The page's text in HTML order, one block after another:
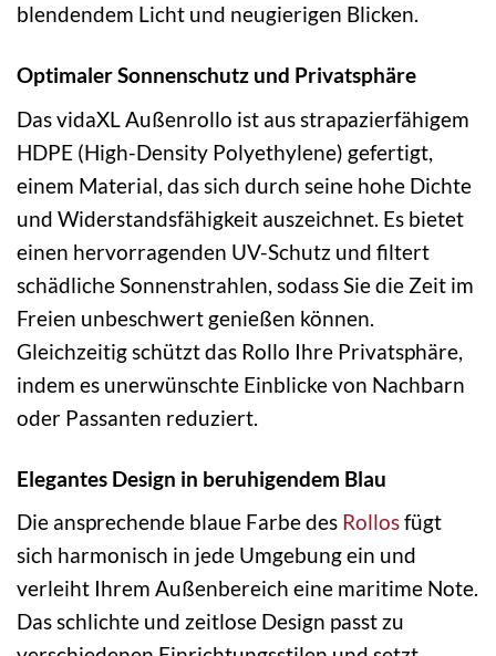
blendendem Licht und neugierigen Blicken.
Optimaler Sonnenschutz und Privatsphäre
Das vidaXL Außenrollo ist aus strapazierfähigem
HDPE (High-Density Polyethylene) gefertigt,
einem Material, das sich durch seine hohe Dichte
und Widerstandsfähigkeit auszeichnet. Es bietet
einen hervorragenden UV-Schutz und filtert
schädliche Sonnenstrahlen, sodass Sie die Zeit im
Freien unbeschwert genießen können.
Gleichzeitig schützt das Rollo Ihre Privatsphäre,
indem es unerwünschte Einblicke von Nachbarn
oder Passanten reduziert.
Elegantes Design in beruhigendem Blau
Die ansprechende blaue Farbe des Rollosfügt
sich harmonisch in jede Umgebung ein und
verleiht Ihrem Außenbereich eine maritime Note.
Das schlichte und zeitlose Design passt zu